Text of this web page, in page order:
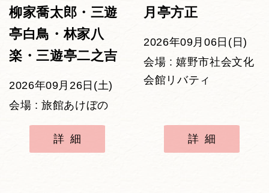
柳家喬太郎・三遊
亭白鳥・林家八
楽・三遊亭二之吉
2026年09月26日(土)
会場 : 旅館あけぼの
詳細
月亭方正
2026年09月06日(日)
会場 : 嬉野市社会文化
会館リバティ
詳細